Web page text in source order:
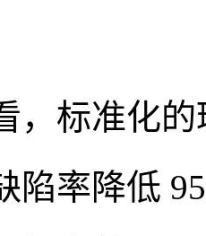
，标准化
陷率降低